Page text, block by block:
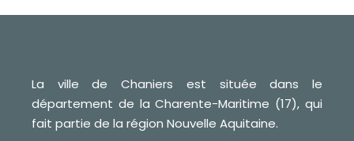
La ville de Chaniers est située dans le
département de la Charente-Maritime (17), qui
fait partie de la région Nouvelle Aquitaine.